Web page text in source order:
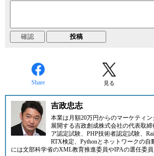
Share 見る
吉政忠志
本業は月額20万円からのマーケティ
展開する吉政創成株式会社の代表取締
ア認定試験、PHP技術者認定試験、
RTX検定、Pythonとネットワークの
には文部科学省のXML教育推進委員やIPAの選任委員